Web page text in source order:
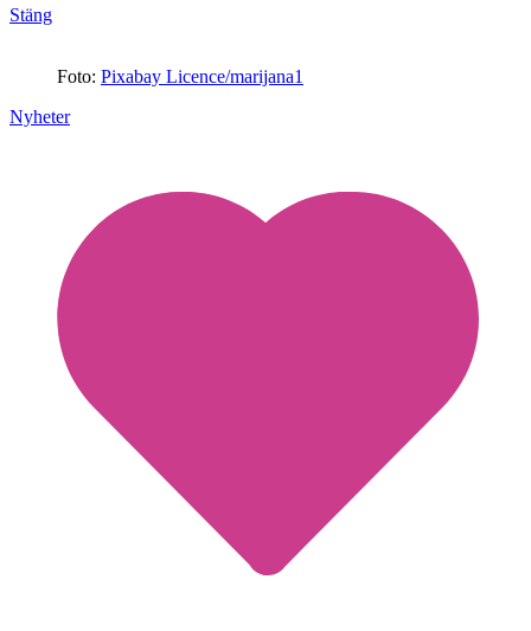
Stäng
Foto: Pixabay Licence/marijana1
Nyheter